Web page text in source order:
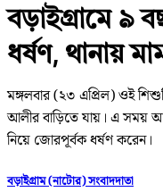
বড়াইগ্রামে ৯
ধর্ষণ, থানায়
মঙ্গলবার (২৩ এপ্রিল) ওই
আলীর বাড়িতে যায়। এ সময়
নিয়ে জোরপূর্বক ধর্ষণ করেন।
বড়াইগ্রাম (নাটোর) সংবাদদাতা